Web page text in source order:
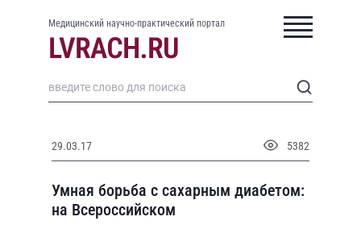
Медицинский научно-практический портал
29.03.17 5382
Умная борьба с сахарным диабетом:
на Всероссийском